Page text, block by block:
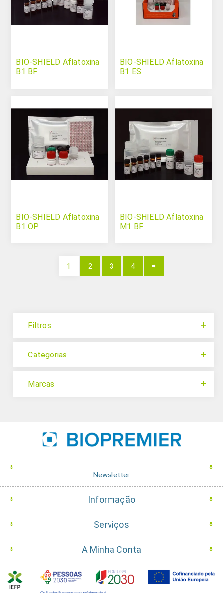
BIO-SHIELD Aflatoxina
B1 BF
BIO-SHIELD Aflatoxina
B1 ES
BIO-SHIELD Aflatoxina
B1 OP
BIO-SHIELD Aflatoxina
M1 BF
1 2 3 4
Filtros
Categorias
Marcas
Newsletter
Informação
Serviços
A Minha Conta